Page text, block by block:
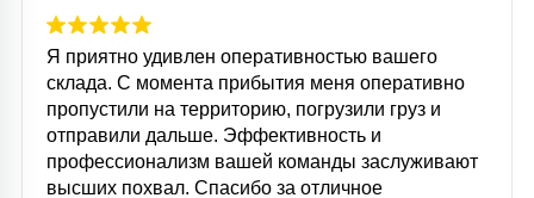
Я приятно удивлен оперативностью вашего
склада. С момента прибытия меня оперативно
пропустили на территорию, погрузили груз и
отправили дальше. Эффективность и
профессионализм вашей команды заслуживают
высших похвал. Спасибо за отличное